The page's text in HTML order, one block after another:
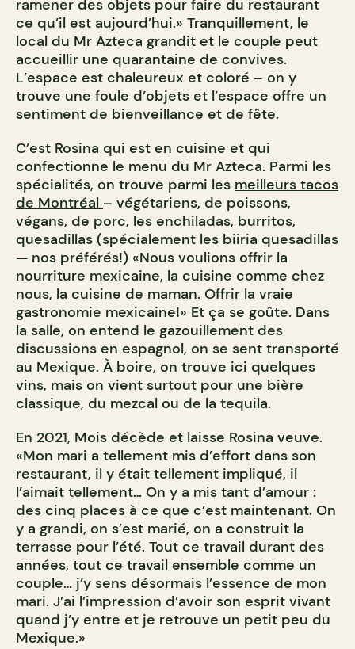
ramener des objets pour faire du restaurant
ce qu’il est aujourd’hui.» Tranquillement, le
local du Mr Azteca grandit et le couple peut
accueillir une quarantaine de convives.
L’espace est chaleureux et coloré – on y
trouve une foule d’objets et l’espace offre un
sentiment de bienveillance et de fête.
C’est Rosina qui est en cuisine et qui
confectionne le menu du Mr Azteca. Parmi les
spécialités, on trouve parmi les meilleurs tacos
de Montréal – végétariens, de poissons,
végans, de porc, les enchiladas, burritos,
quesadillas (spécialement les biiria quesadillas
— nos préférés!) «Nous voulions offrir la
nourriture mexicaine, la cuisine comme chez
nous, la cuisine de maman. Offrir la vraie
gastronomie mexicaine!» Et ça se goûte. Dans
la salle, on entend le gazouillement des
discussions en espagnol, on se sent transporté
au Mexique. À boire, on trouve ici quelques
vins, mais on vient surtout pour une bière
classique, du mezcal ou de la tequila.
En 2021, Mois décède et laisse Rosina veuve.
«Mon mari a tellement mis d’effort dans son
restaurant, il y était tellement impliqué, il
l’aimait tellement… On y a mis tant d’amour :
des cinq places à ce que c’est maintenant. On
y a grandi, on s’est marié, on a construit la
terrasse pour l’été. Tout ce travail durant des
années, tout ce travail ensemble comme un
couple… j’y sens désormais l’essence de mon
mari. J’ai l’impression d’avoir son esprit vivant
quand j’y entre et je retrouve un petit peu du
Mexique.»